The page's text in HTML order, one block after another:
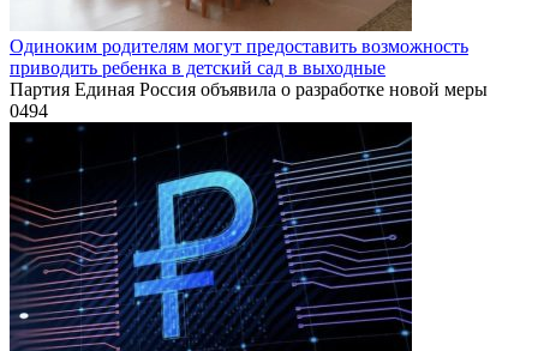
Одиноким родителям могут предоставить возможность
приводить ребенка в детский сад в выходные
Партия Единая Россия объявила о разработке новой меры
0494